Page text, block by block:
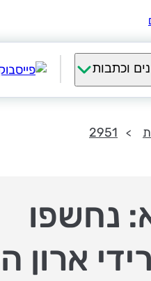
וכתבות
2951
נחשפו
ארון